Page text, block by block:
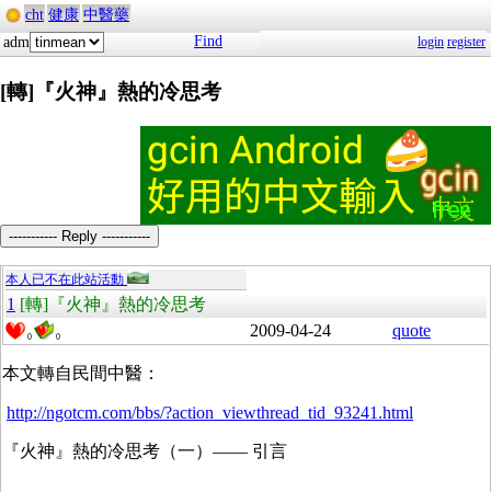
cht 健康 中醫藥
adm
Find login register
[轉]『火神』熱的冷思考
----------- Reply -----------
本人已不在此站活動
1 [轉]『火神』熱的冷思考
0 0 2009-04-24 quote
本文轉自民間中醫：
http://ngotcm.com/bbs/?action_viewthread_tid_93241.html
『火神』熱的冷思考（一）—— 引言